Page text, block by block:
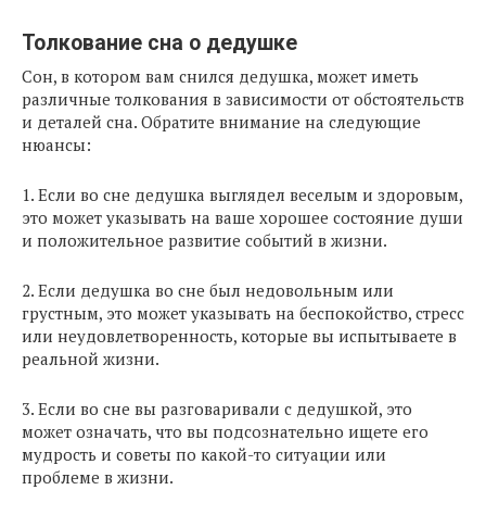
Толкование сна о дедушке
Сон, в котором вам снился дедушка, может иметь
различные толкования в зависимости от обстоятельств
и деталей сна. Обратите внимание на следующие
нюансы:
1. Если во сне дедушка выглядел веселым и здоровым,
это может указывать на ваше хорошее состояние души
и положительное развитие событий в жизни.
2. Если дедушка во сне был недовольным или
грустным, это может указывать на беспокойство, стресс
или неудовлетворенность, которые вы испытываете в
реальной жизни.
3. Если во сне вы разговаривали с дедушкой, это
может означать, что вы подсознательно ищете его
мудрость и советы по какой-то ситуации или
проблеме в жизни.